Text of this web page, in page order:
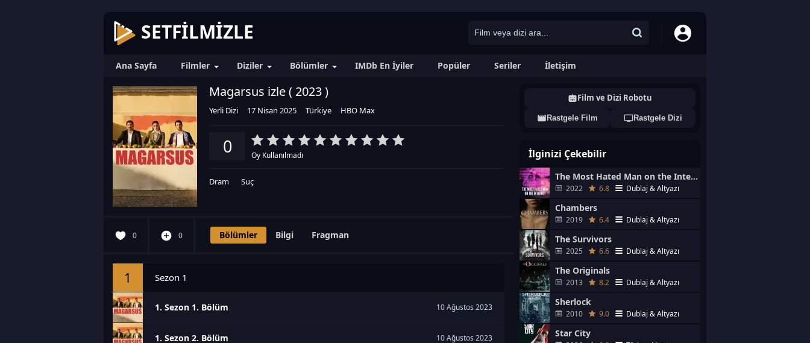
SETFILMIZLE
Ana Sayfa Filmler Diziler Bölümler IMDb En İyiler Popüler Seriler İletişim
Magarsus izle ( 2023)
Yerli Dizi 17 Nisan 2025 Türkiye HBO Max
0 Oy Kullanılmadı
Dram Suç
0 0 Bölümler Bilgi Fragman
1 Sezon 1
1. Sezon 1. Bölüm 10 Ağustos 2023
1. Sezon 2. Bölüm 10 Ağustos 2023
Film ve Dizi Robotu
Rastgele Film Rastgele Dizi
İlginizi Çekebilir
The Most Hated Man on the Internet
2022 6.8 Dublaj & Altyazı
Chambers
2019 6.4 Dublaj & Altyazı
The Survivors
2025 6.6 Dublaj & Altyazı
The Originals
2013 8.2 Dublaj & Altyazı
Sherlock
2010 9.0 Dublaj & Altyazı
Star City